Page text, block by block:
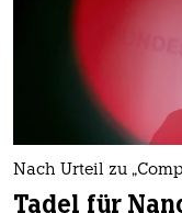
Nach Urteil zu
Tadel für